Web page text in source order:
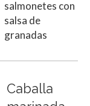
salmonetes con
salsa de
granadas
Caballa